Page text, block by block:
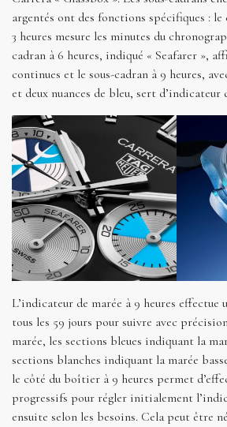
argentés ont des fonctions spécifiques :
3 heures mesure les minutes du
cadran à 6 heures, indiqué « Seafarer »,
continues et le sous-cadran à 9 heures,
et deux nuances de bleu, sert d’indicateur
L’indicateur de marée à 9 heures
tous les 59 jours pour suivre avec
marée, les sections bleues indiquant la
sections blanches indiquant la marée
le côté du boîtier à 9 heures permet
progressifs pour régler initialement
ensuite selon les besoins. Cela peut être